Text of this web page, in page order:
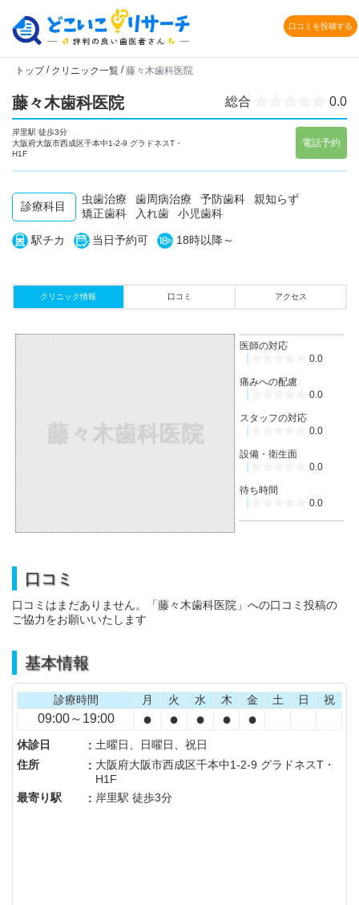
口コミを投稿する
トップ/ クリニック一覧 /藤々木歯科医院
藤々木歯科医院 総合 0.0
岸里駅 徒歩3分
大阪府大阪市西成区千本中1-2-9 グラドネスT・
H1F
電話予約
診療科目
虫歯治療 歯周病治療 予防歯科
親知らず
矯正歯科
入れ歯 小児歯科
駅チカ 当日予約可 18時以降～
クリニック情報 口コミ アクセス
藤々木歯科医院
医師の対応
0.0
痛みへの配慮
0.0
スタッフの対応
0.0
設備・衛生面
0.0
待ち時間
0.0
口コミ
口コミはまだありません。「藤々木歯科医院」への口コミ投稿の
ご協力をお願いいたします
基本情報
診療時間 月 火 水 木 金 土 日 祝
09:00～19:00 ● ● ● ● ●
休診日 : 土曜日、日曜日、祝日
住所
: 大阪府大阪市西成区千本中1-2-9 グラドネスT・
H1F
最寄り駅
: 岸里駅 徒歩3分